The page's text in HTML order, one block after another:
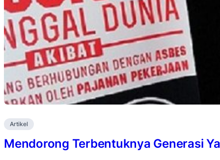
Artikel
Mendorong Terbentuknya Generasi